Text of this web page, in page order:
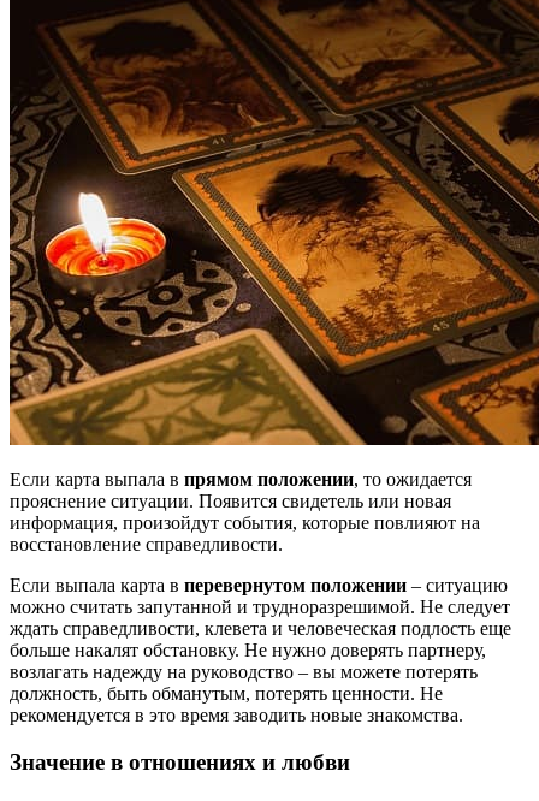
Если карта выпала в прямом положении, то ожидается
прояснение ситуации. Появится свидетель или новая
информация, произойдут события, которые повлияют на
восстановление справедливости.
Если выпала карта в перевернутом положении – ситуацию
можно считать запутанной и трудноразрешимой. Не следует
ждать справедливости, клевета и человеческая подлость еще
больше накалят обстановку. Не нужно доверять партнеру,
возлагать надежду на руководство – вы можете потерять
должность, быть обманутым, потерять ценности. Не
рекомендуется в это время заводить новые знакомства.
Значение в отношениях и любви